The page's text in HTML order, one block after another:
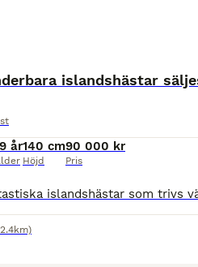
islandshästar
år140 cm
Höjd
90 000 kr
Pris